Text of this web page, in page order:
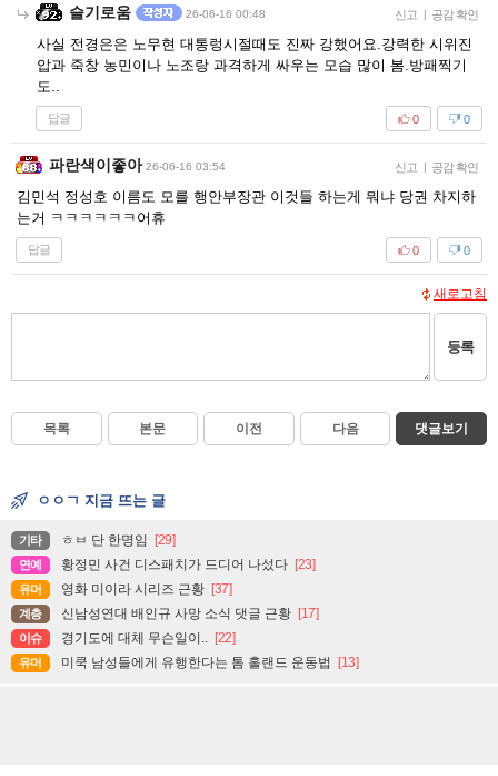
슬기로움 26-06-16 00:48 신고 공감 확인
사실 전경은은 노무현 대통렁시절때도 진짜 강했어요.강력한 시위진
압과 죽창 농민이나 노조랑 과격하게 싸우는 모습 많이 봄.방패찍기
도..
답글 0
0
파란색이좋아 26-06-16 03:54 신고 공감 확인
김민석 정성호 이름도 모를 행안부장관 이것들 하는게 뭐냐 당권 차지하
는거 ㅋㅋㅋㅋㅋㅋ어휴
답글 0
0
새로고침
등록
목록 본문 이전 다음 댓글보기
ㅇㅇㄱ 지금 뜨는 글
기타 ㅎㅂ 단 한명임 [29]
연예 황정민 사건 디스패치가 드디어 나섰다 [23]
유머 영화 미이라 시리즈 근황 [37]
계층 신남성연대 배인규 사망 소식 댓글 근황 [17]
이슈 경기도에 대체 무슨일이.. [22]
유머 미쿡 남성들에게 유행한다는 톰 홀랜드 운동법 [13]